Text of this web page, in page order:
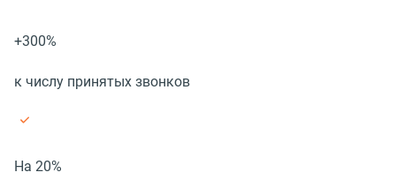
+300%
к числу принятых звонков
На 20%